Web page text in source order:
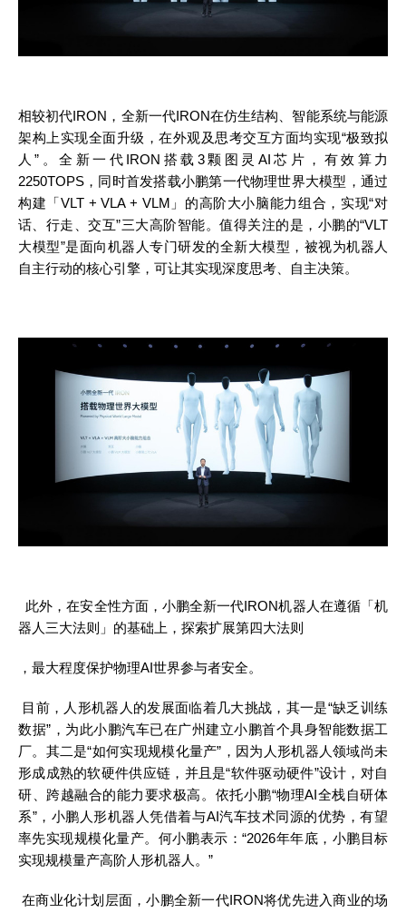
相较初代IRON，全新一代IRON在仿生结构、智能系统与能源
架构上实现全面升级，在外观及思考交互方面均实现“极致拟
人”。全新一代IRON搭载3颗图灵AI芯片，有效算力
2250TOPS，同时首发搭载小鹏第一代物理世界大模型，通过
构建「VLT + VLA + VLM」的高阶大小脑能力组合，实现“对
话、行走、交互”三大高阶智能。值得关注的是，小鹏的“VLT
大模型”是面向机器人专门研发的全新大模型，被视为机器人
自主行动的核心引擎，可让其实现深度思考、自主决策。
此外，在安全性方面，小鹏全新一代IRON机器人在遵循「机
器人三大法则」的基础上，探索扩展第四大法则
，最大程度保护物理AI世界参与者安全。
目前，人形机器人的发展面临着几大挑战，其一是“缺乏训练
数据”，为此小鹏汽车已在广州建立小鹏首个具身智能数据工
厂。其二是“如何实现规模化量产”，因为人形机器人领域尚未
形成成熟的软硬件供应链，并且是“软件驱动硬件”设计，对自
研、跨越融合的能力要求极高。依托小鹏“物理AI全栈自研体
系”，小鹏人形机器人凭借着与AI汽车技术同源的优势，有望
率先实现规模化量产。何小鹏表示：“2026年年底，小鹏目标
实现规模量产高阶人形机器人。”
在商业化计划层面，小鹏全新一代IRON将优先进入商业的场